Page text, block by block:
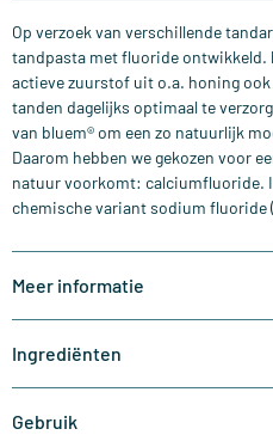
Op verzoek van verschillende
tandpasta met fluoride ontwikkeld.
actieve zuurstof uit o.a. honing
tanden dagelijks optimaal te
van bluem® om een zo natuurlijk
Daarom hebben we gekozen voor
natuur voorkomt: calciumfluoride.
chemische variant sodium
Meer informatie
Ingrediënten
Gebruik